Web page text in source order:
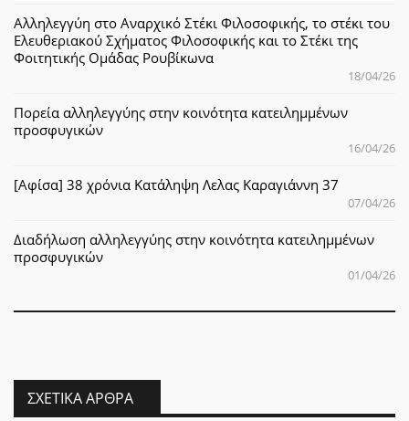
Αλληλεγγύη στο Αναρχικό Στέκι Φιλοσοφικής, το στέκι του
Ελευθεριακού Σχήματος Φιλοσοφικής και το Στέκι της
Φοιτητικής Ομάδας Ρουβίκωνα
18/04/26
Πορεία αλληλεγγύης στην κοινότητα κατειλημμένων
προσφυγικών
16/04/26
[Αφίσα] 38 χρόνια Κατάληψη Λελας Καραγιάννη 37
07/04/26
Διαδήλωση αλληλεγγύης στην κοινότητα κατειλημμένων
προσφυγικών
01/04/26
ΣΧΕΤΙΚΆ ΆΡΘΡΑ